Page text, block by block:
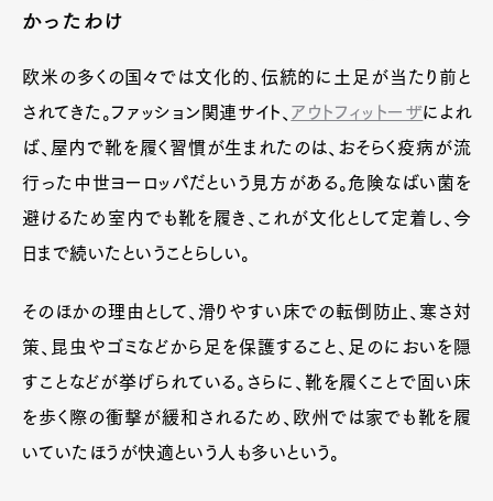
かったわけ
欧米の多くの国々では文化的、伝統的に土足が当たり前と
されてきた。ファッション関連サイト、 アウトフィットーザによれ
ば、屋内で靴を履く習慣が生まれたのは、おそらく疫病が流
行った中世ヨーロッパだという見方がある。危険なばい菌を
避けるため室内でも靴を履き、これが文化として定着し、今
日まで続いたということらしい。
そのほかの理由として、滑りやすい床での転倒防止、寒さ対
策、昆虫やゴミなどから足を保護すること、足のにおいを隠
すことなどが挙げられている。さらに、靴を履くことで固い床
を歩く際の衝撃が緩和されるため、欧州では家でも靴を履
いていたほうが快適という人も多いという。